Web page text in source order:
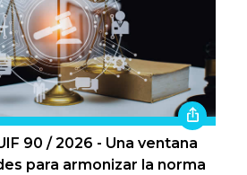
90 / 2026 - Una ventana
para armonizar la norma